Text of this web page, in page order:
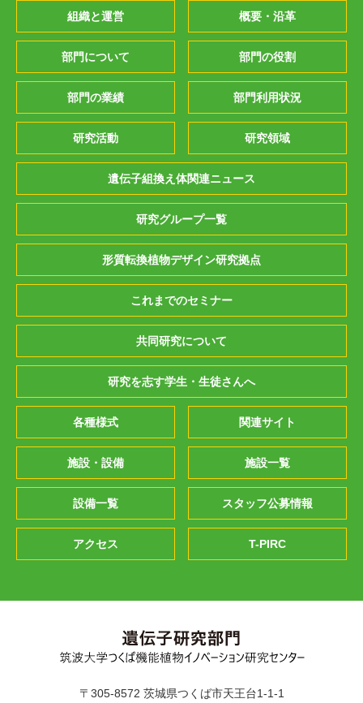
組織と運営 概要・沿革
部門について 部門の役割
部門の業績 部門利用状況
研究活動 研究領域
遺伝子組換え体関連ニュース
研究グループ一覧
形質転換植物デザイン研究拠点
これまでのセミナー
共同研究について
研究を志す学生・生徒さんへ
各種様式 関連サイト
施設・設備 施設一覧
設備一覧 スタッフ公募情報
アクセス T-PIRC
〒305-8572 茨城県つくば市天王台1-1-1